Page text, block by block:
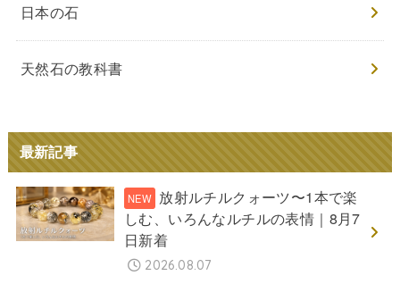
日本の石
天然石の教科書
最新記事
放射ルチルクォーツ〜1本で楽
しむ、いろんなルチルの表情｜8月7
日新着
2026.08.07